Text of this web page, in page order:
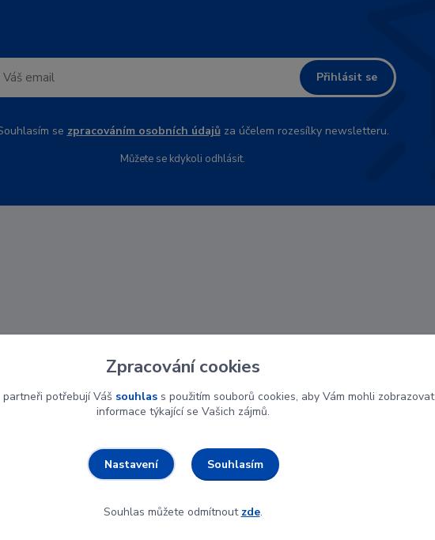
Přihlásit se
se zpracováním osobních údajůza účelem rozesílky newsletteru.
Můžete se kdykoli odhlásit.
Zpracování cookies
potřebují Váš souhlass použitím souborů cookies, aby Vám mohli zobrazovat
informace týkající se Vašich zájmů.
Nastavení Souhlasím
Souhlas můžete odmítnout zde.